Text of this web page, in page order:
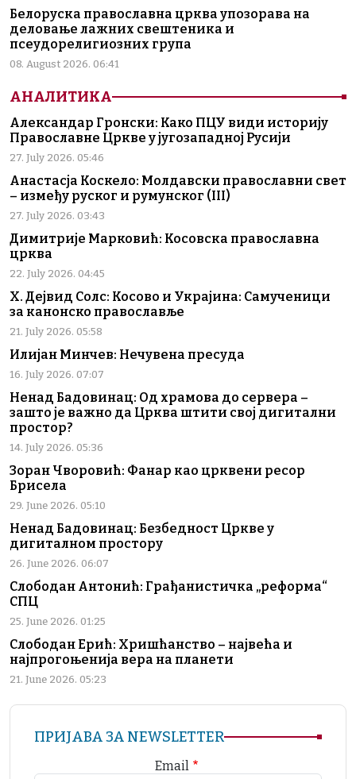
Белоруска православна црква упозорава на
деловање лажних свештеника и
псеудорелигиозних група
08. August 2026. 06:41
АНАЛИТИКА
Александар Гронски: Како ПЦУ види историју
Православне Цркве у југозападној Русији
27. July 2026. 05:46
Анастасја Коскело: Молдавски православни свет
– између руског и румунског (III)
27. July 2026. 03:43
Димитрије Марковић: Косовска православна
црква
22. July 2026. 04:45
Х. Дејвид Солс: Косово и Украјина: Самученици
за канонско православље
21. July 2026. 05:58
Илијан Минчев: Нечувена пресуда
16. July 2026. 07:07
Ненад Бадовинац: Од храмова до сервера –
зашто је важно да Црква штити свој дигитални
простор?
14. July 2026. 05:36
Зоран Чворовић: Фанар као црквени ресор
Брисела
29. June 2026. 05:10
Ненад Бадовинац: Безбедност Цркве у
дигиталном простору
26. June 2026. 06:07
Слободан Антонић: Грађанистичка „реформа“
СПЦ
25. June 2026. 01:25
Слободан Ерић: Хришћанство – највећа и
најпрогоњенија вера на планети
21. June 2026. 05:23
ПРИЈАВА ЗА NEWSLETTER
Email